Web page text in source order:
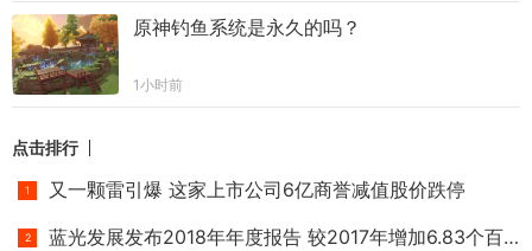
原神钓鱼系统是永久的吗？
1小时前
点击排行
又一颗雷引爆 这家上市公司6亿商誉减值股价跌停
蓝光发展发布2018年年度报告 较2017年增加6.83个百分点